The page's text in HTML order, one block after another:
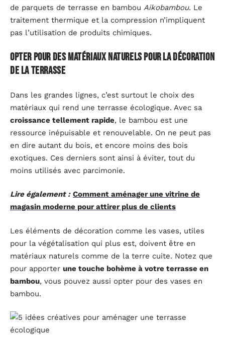
de parquets de terrasse en bambou Aikobambou. Le
traitement thermique et la compression n’impliquent
pas l’utilisation de produits chimiques.
Opter pour des matériaux naturels pour la décoration
de la terrasse
Dans les grandes lignes, c’est surtout le choix des
matériaux qui rend une terrasse écologique. Avec sa
croissance tellement rapide, le bambou est une
ressource inépuisable et renouvelable. On ne peut pas
en dire autant du bois, et encore moins des bois
exotiques. Ces derniers sont ainsi à éviter, tout du
moins utilisés avec parcimonie.
Lire également : Comment aménager une vitrine de
magasin moderne pour attirer plus de clients
Les éléments de décoration comme les vases, utiles
pour la végétalisation qui plus est, doivent être en
matériaux naturels comme de la terre cuite. Notez que
pour apporter une touche bohème à votre terrasse en
bambou, vous pouvez aussi opter pour des vases en
bambou.